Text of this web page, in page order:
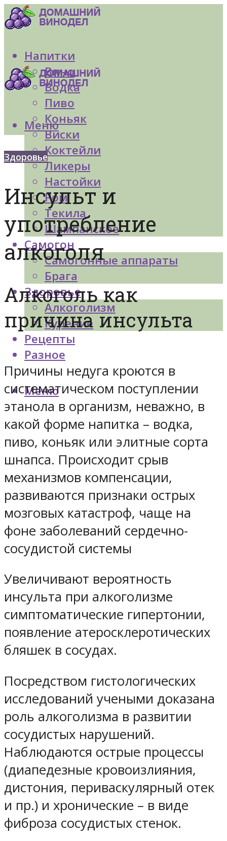
Напитки
Вино
Водка
Пиво
Коньяк
Виски
Коктейли
Ликеры
Настойки
Ром
Текила
Шампанское
Самогон
Самогонные аппараты
Брага
Здоровье
Алкоголизм
Курение
Рецепты
Разное
Меню
Меню
Здоровье
Инсульт и
употребление
алкоголя
Алкоголь как
причина инсульта
Причины недуга кроются в
систематическом поступлении
этанола в организм, неважно, в
какой форме напитка – водка,
пиво, коньяк или элитные сорта
шнапса. Происходит срыв
механизмов компенсации,
развиваются признаки острых
мозговых катастроф, чаще на
фоне заболеваний сердечно-
сосудистой системы
Увеличивают вероятность
инсульта при алкоголизме
симптоматические гипертонии,
появление атеросклеротических
бляшек в сосудах.
Посредством гистологических
исследований учеными доказана
роль алкоголизма в развитии
сосудистых нарушений.
Наблюдаются острые процессы
(диапедезные кровоизлияния,
дистония, периваскулярный отек
и пр.) и хронические – в виде
фиброза сосудистых стенок.